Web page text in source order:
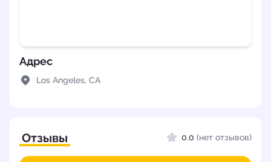
Адрес
Los Angeles, CA
Отзывы 0.0 (нет отзывов)